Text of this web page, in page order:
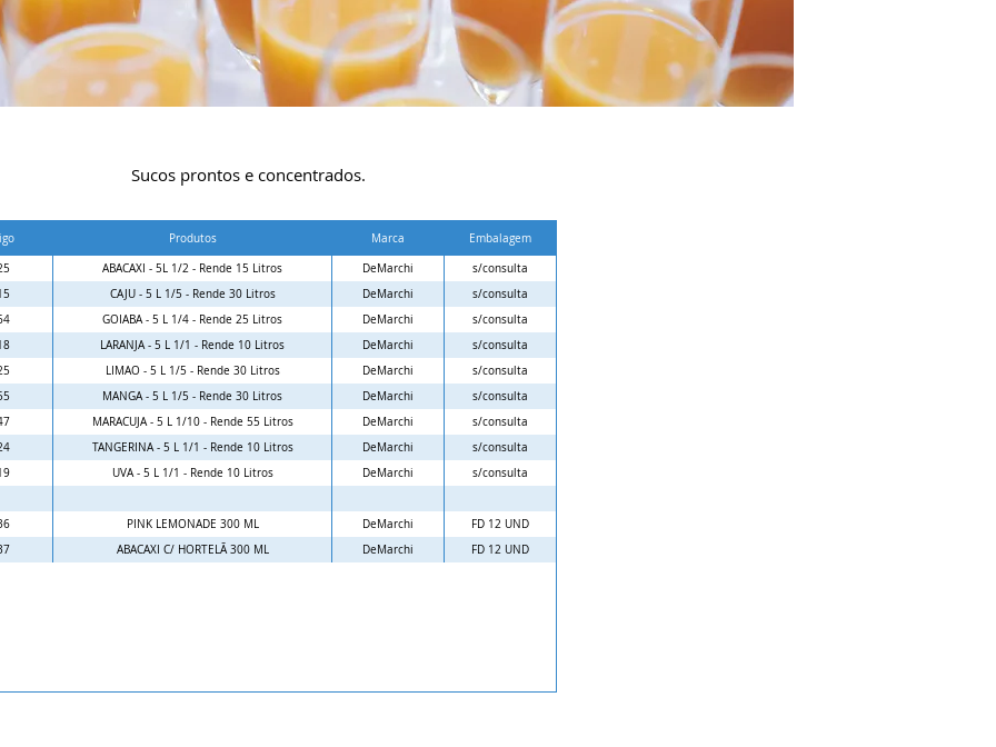
Sucos prontos e concentrados.
Produtos Marca Embalagem
ABACAXI - 5L 1/2 - Rende 15 Litros DeMarchi
s/consulta
CAJU - 5 L 1/5 - Rende 30 Litros DeMarchi
s/consulta
GOIABA - 5 L 1/4 - Rende 25 Litros DeMarchi
s/consulta
LARANJA - 5 L 1/1 - Rende 10 Litros DeMarchi
s/consulta
LIMAO - 5 L 1/5 - Rende 30 Litros DeMarchi
s/consulta
MANGA - 5 L 1/5 - Rende 30 Litros DeMarchi
s/consulta
MARACUJA - 5 L 1/10 - Rende 55 Litros DeMarchi
s/consulta
TANGERINA - 5 L 1/1 - Rende 10 Litros DeMarchi
s/consulta
UVA - 5 L 1/1 - Rende 10 Litros DeMarchi s/consulta
PINK LEMONADE 300 ML DeMarchi
FD 12 UND
ABACAXI C/ HORTELÃ 300 ML DeMarchi FD 12 UND